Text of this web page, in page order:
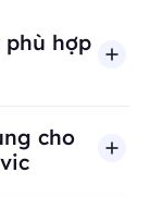
hợp
cho